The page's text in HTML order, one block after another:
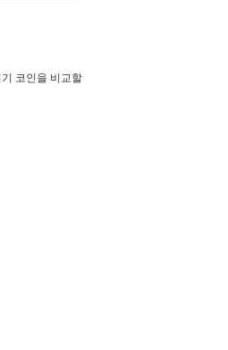
코인을 비교할